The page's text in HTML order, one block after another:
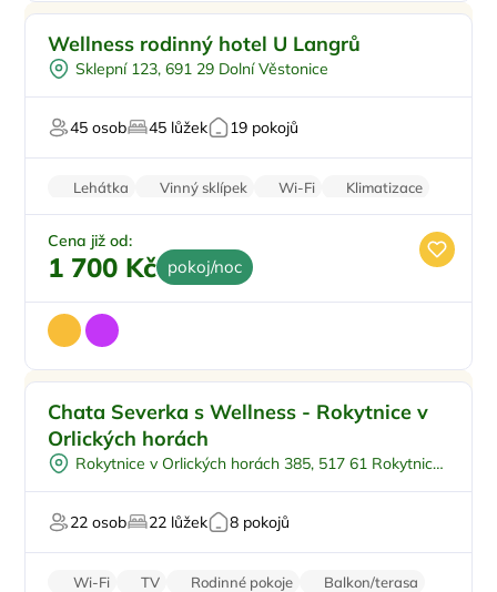
Polopenze
Vířivka
Pro milovníky vína
Doporučujeme
Wellness rodinný hotel U Langrů
Sklepní 123, 691 29 Dolní Věstonice
45 osob 45 lůžek 19 pokojů
Lehátka Vinný sklípek Wi-Fi
Klimatizace
Parkování zdarma
Cena již od:
1 700 Kč pokoj/noc
Vířivka
Restaurace
U sjezdovky
Pro majitele mazlíčků
Chata Severka s Wellness - Rokytnice v
Orlických horách
Rokytnice v Orlických horách 385, 517 61 Rokytnice
22 osob
22 lůžek 8 pokojů
Wi-Fi TV Rodinné pokoje
Balkon/terasa